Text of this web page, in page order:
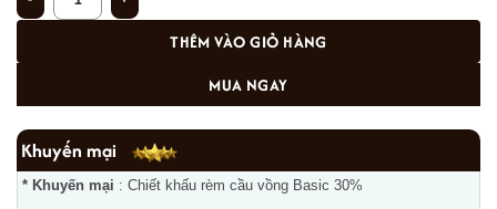
THÊM VÀO GIỎ HÀNG
MUA NGAY
Khuyến mại
* Khuyến mại : Chiết khấu rèm cầu vồng Basic 30%